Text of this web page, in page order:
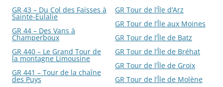
GR 43 – Du Col des Faïsses à
Sainte-Eulalie
GR 44 – Des Vans à
Champerboux
GR 440 – Le Grand Tour de
la montagne Limousine
GR 441 – Tour de la chaîne
des Puys
GR Tour de l’Île d’Arz
GR Tour de l’Île aux Moines
GR Tour de l’Île de Batz
GR Tour de l’Île de Bréhat
GR Tour de l’Île de Groix
GR Tour de l’Île de Molène